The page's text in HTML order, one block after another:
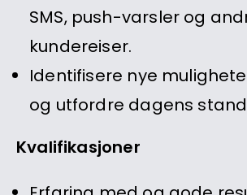
SMS, push-varsler og
kundereiser.
Identifisere nye
og utfordre dagens
Kvalifikasjoner